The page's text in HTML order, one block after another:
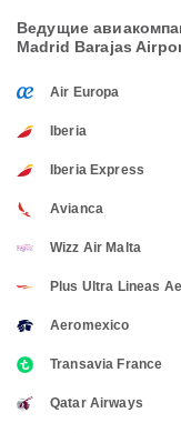
Ведущие
Madrid Barajas
Air Europa
Iberia
Iberia Express
Avianca
Wizz Air Malta
Plus Ultra Lineas
Aeromexico
Transavia France
Qatar Airways